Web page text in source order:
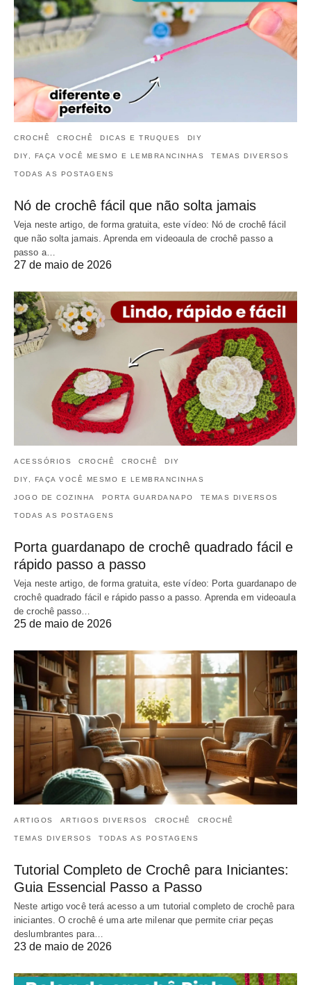
CROCHÊ CROCHÊ DICAS E TRUQUES DIY
DIY, FAÇA VOCÊ MESMO E LEMBRANCINHAS TEMAS DIVERSOS
TODAS AS POSTAGENS
Nó de crochê fácil que não solta jamais
Veja neste artigo, de forma gratuita, este vídeo: Nó de crochê fácil
que não solta jamais. Aprenda em videoaula de crochê passo a
passo a…
27 de maio de 2026
ACESSÓRIOS CROCHÊ CROCHÊ DIY
DIY, FAÇA VOCÊ MESMO E LEMBRANCINHAS
JOGO DE COZINHA PORTA GUARDANAPO TEMAS DIVERSOS
TODAS AS POSTAGENS
Porta guardanapo de crochê quadrado fácil e
rápido passo a passo
Veja neste artigo, de forma gratuita, este vídeo: Porta guardanapo de
crochê quadrado fácil e rápido passo a passo. Aprenda em videoaula
de crochê passo…
25 de maio de 2026
ARTIGOS ARTIGOS DIVERSOS CROCHÊ CROCHÊ
TEMAS DIVERSOS TODAS AS POSTAGENS
Tutorial Completo de Crochê para Iniciantes:
Guia Essencial Passo a Passo
Neste artigo você terá acesso a um tutorial completo de crochê para
iniciantes. O crochê é uma arte milenar que permite criar peças
deslumbrantes para…
23 de maio de 2026